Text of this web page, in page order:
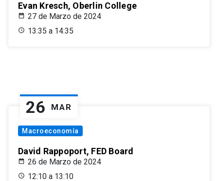
Evan Kresch, Oberlin College
27 de Marzo de 2024
13:35 a 14:35
26 MAR
Macroeconomía
David Rappoport, FED Board
26 de Marzo de 2024
12:10 a 13:10